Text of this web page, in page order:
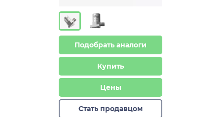
Подобрать аналоги
Купить
Цены
Стать продавцом